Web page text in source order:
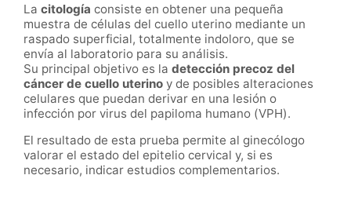
La citología consiste en obtener una pequeña
muestra de células del cuello uterino mediante un
raspado superficial, totalmente indoloro, que se
envía al laboratorio para su análisis.
Su principal objetivo es la detección precoz del
cáncer de cuello uterino y de posibles alteraciones
celulares que puedan derivar en una lesión o
infección por virus del papiloma humano (VPH).
El resultado de esta prueba permite al ginecólogo
valorar el estado del epitelio cervical y, si es
necesario, indicar estudios complementarios.